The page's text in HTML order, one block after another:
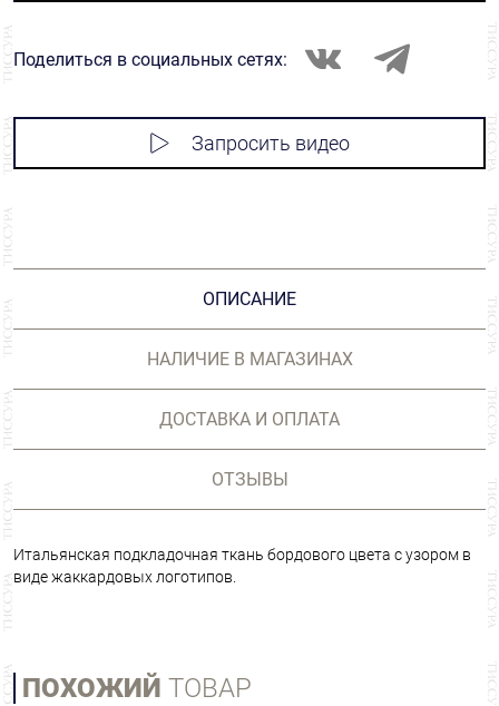
Поделиться в социальных сетях:
Запросить видео
ОПИСАНИЕ
НАЛИЧИЕ В МАГАЗИНАХ
ДОСТАВКА И ОПЛАТА
ОТЗЫВЫ
Итальянская подкладочная ткань бордового цвета с узором в
виде жаккардовых логотипов.
ПОХОЖИЙ ТОВАР